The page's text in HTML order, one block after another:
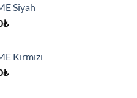
Siyah
₺Şu
7,500.00₺.
Kırmızı
₺Şu